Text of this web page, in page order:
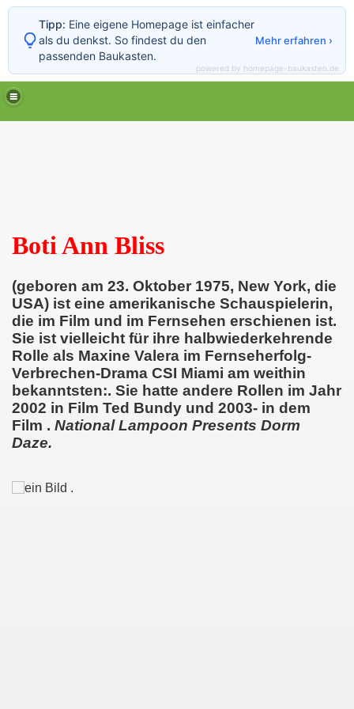
Boti Ann Bliss
(geboren am 23. Oktober 1975, New York, die
USA) ist eine amerikanische Schauspielerin,
die im Film und im Fernsehen erschienen ist.
Sie ist vielleicht für ihre halbwiederkehrende
Rolle als Maxine Valera im Fernseherfolg-
Verbrechen-Drama CSI Miami am weithin
bekanntsten:. Sie hatte andere Rollen im Jahr
2002 in Film Ted Bundy und 2003- in dem
Film . National Lampoon Presents Dorm
Daze.
.
Tipp: Eine eigene Homepage ist einfacher
als du denkst. So findest du den
passenden Baukasten.
Mehr erfahren ›
powered by homepage-baukasten.de